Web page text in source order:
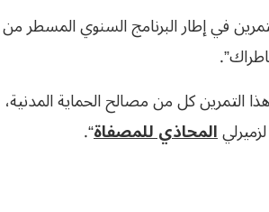
في إطار البرنامج السنوي المسطر
كل من مصالح الحماية المدنية،
المحاذي للمصفاة“.